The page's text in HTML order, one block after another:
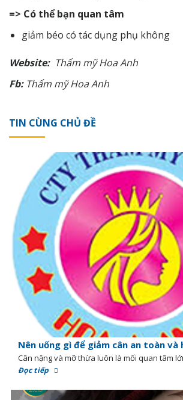
=> Có thể bạn quan tâm
giảm béo có tác dụng phụ không
Website: Thẩm mỹHoa Anh
Fb: Thẩm mỹHoa Anh
TIN CÙNG CHỦ ĐỀ
Nên uống gì để giảm cân an toàn và
Cân nặng và mỡ thừa luôn là mối quan tâm
Đọc tiếp